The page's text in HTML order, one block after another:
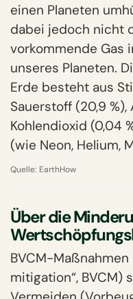
einen Planeten
dabei jedoch nicht
vorkommende Gas
unseres Planeten.
Erde besteht aus
Sauerstoff (20,9 %),
Kohlendioxid (0,04
(wie Neon, Helium,
Quelle: EarthHow
Über die
BVCM-Maßnahmen
mitigation“, BVCM)